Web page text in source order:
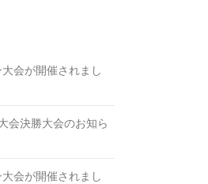
会が開催されまし
会決勝大会のお知ら
会が開催されまし